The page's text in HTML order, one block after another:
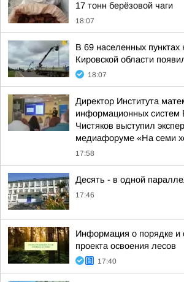
17 тонн берёзовой чаги
18:07
В 69 населенных пунктах
Кировской области
18:07
Директор Института
информационных систем
Чистяков выступил
медиафоруме «На семи
17:58
Десять - в одной
17:46
Информация о порядке и
проекта освоения лесов
17:40